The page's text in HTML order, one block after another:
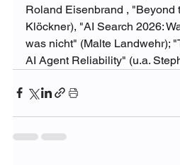
Roland Eisenbrand , "Beyond
Klöckner), "AI Search 2026:
was nicht" (Malte Landwehr);
AI Agent Reliability" (u.a.